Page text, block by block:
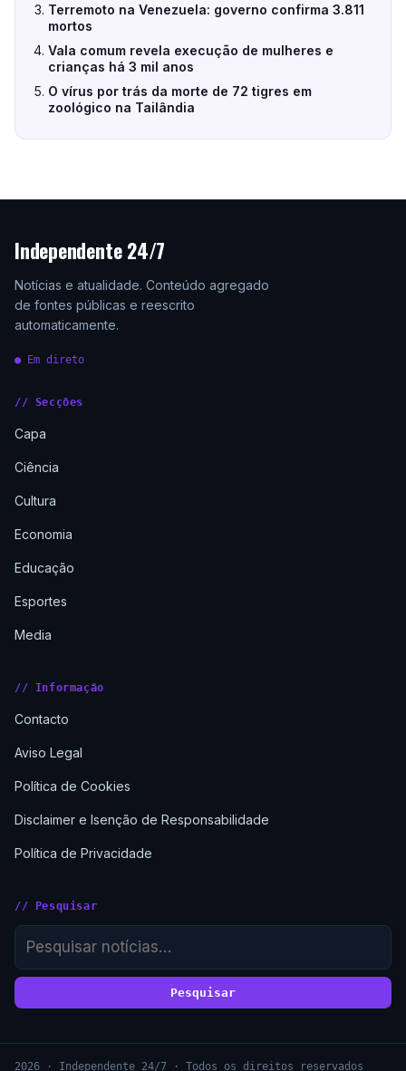
Terremoto na Venezuela: governo confirma 3.811
mortos
Vala comum revela execução de mulheres e
crianças há 3 mil anos
O vírus por trás da morte de 72 tigres em
zoológico na Tailândia
Independente 24/7
Notícias e atualidade. Conteúdo agregado
de fontes públicas e reescrito
automaticamente.
● Em direto
// Secções
Capa
Ciência
Cultura
Economia
Educação
Esportes
Media
// Informação
Contacto
Aviso Legal
Política de Cookies
Disclaimer e Isenção de Responsabilidade
Política de Privacidade
// Pesquisar
Pesquisar
2026 · Independente 24/7 · Todos os direitos reservados